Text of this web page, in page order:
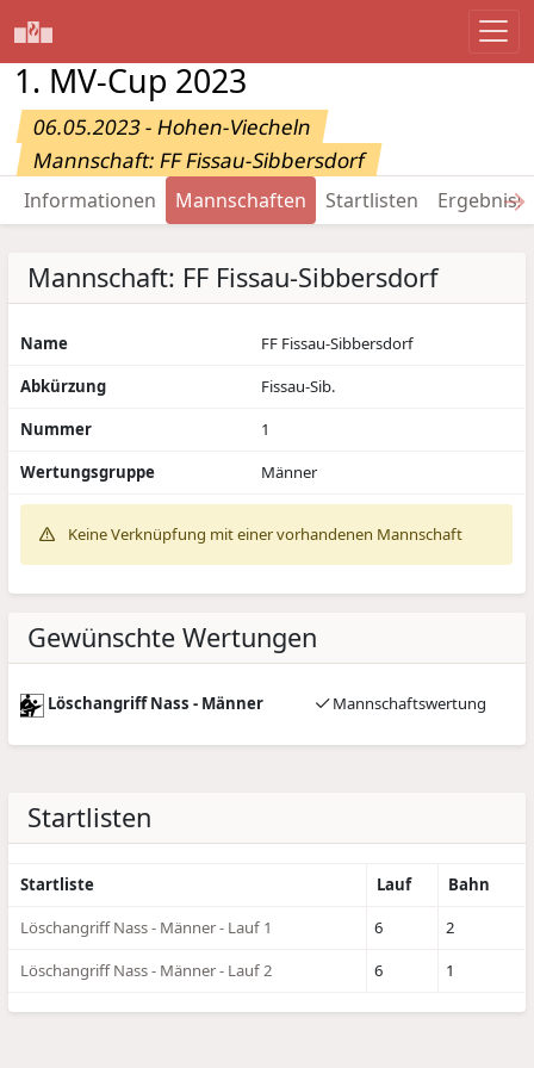
1. MV-Cup 2023
06.05.2023 - Hohen-Viecheln
Mannschaft: FF Fissau-Sibbersdorf
Informationen Mannschaften Startlisten →
Mannschaft: FF Fissau-Sibbersdorf
Name
FF Fissau-Sibbersdorf
Abkürzung
Fissau-Sib.
Nummer
1
Wertungsgruppe
Männer
Keine Verknüpfung mit einer vorhandenen Mannschaft
Gewünschte Wertungen
Löschangriff Nass - Männer Mannschaftswertung
Startlisten
Startliste Lauf
Bahn
Löschangriff Nass - Männer - Lauf 1
6
2
Löschangriff Nass - Männer - Lauf 2
6 1